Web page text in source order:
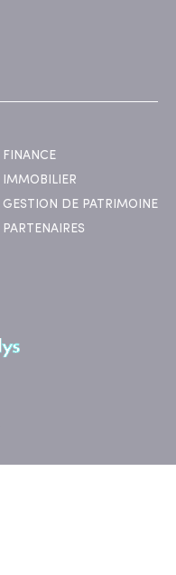
FINANCE
IMMOBILIER
GESTION DE PATRIMOINE
PARTENAIRES